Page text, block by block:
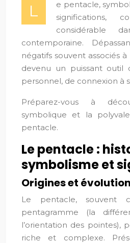
L
e pentacle,
significations,
considérable
contemporaine.
négatifs souvent associés
devenu un puissant outil
personnel, de connexion à
Préparez-vous à
symbolique et la
pentacle.
Le pentacle :
symbolisme et
Origines et
Le pentacle, souvent
pentagramme (la
l’orientation des pointes),
riche et complexe.